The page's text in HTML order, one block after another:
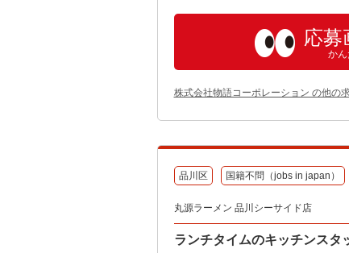
応募
かん
株式会社物語コーポレーション の他の
品川区 国籍不問（jobs in japan）
丸源ラーメン 品川シーサイド店
ランチタイムのキッチンス